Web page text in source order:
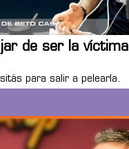
de ser la
para salir a pelearla.